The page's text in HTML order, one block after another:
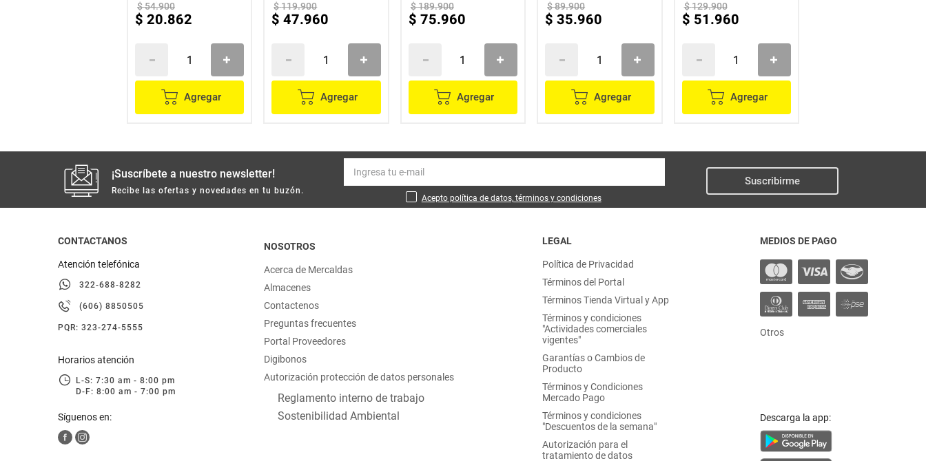
$54.900
$ 20.862
Agregar
$119.900
$ 47.960
Agregar
$189.900
$ 75.960
Agregar
$89.900
$ 35.960
Agregar
$129.900
$ 51.960
Agregar
¡Suscríbete a nuestro newsletter!
Recibe las ofertas y novedades en tu buzón.
Acepto política de datos, términos y condiciones
Suscribirme
CONTACTANOS
Atención telefónica
322-688-8282
(606) 8850505
PQR: 323-274-5555
Horarios atención
L-S: 7:30 am - 8:00 pm
D-F: 8:00 am - 7:00 pm
Síguenos en:
NOSOTROS
Acerca de Mercaldas
Almacenes
Contactenos
Preguntas frecuentes
Portal Proveedores
Digibonos
Autorización protección de datos personales
Reglamento interno de trabajo
Sostenibilidad Ambiental
LEGAL
Política de Privacidad
Términos del Portal
Términos Tienda Virtual y App
Términos y condiciones
"Actividades comerciales
vigentes"
Garantías o Cambios de
Producto
Términos y Condiciones
Mercado Pago
Términos y condiciones
"Descuentos de la semana"
Autorización para el
tratamiento de datos
MEDIOS DE PAGO
Otros
Descarga la app: